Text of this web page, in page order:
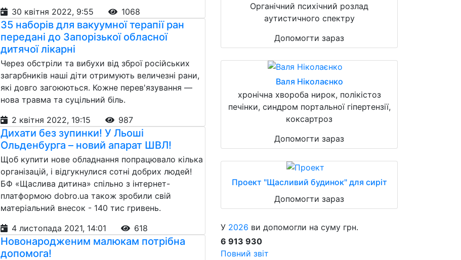
30 квітня 2022, 9:55
1068
35 наборів для вакуумної терапії ран
передані до Запорізької обласної
дитячої лікарні
Через обстріли та вибухи від зброї російських
загарбників наші діти отримують величезні рани,
які довго загоюються. Кожне перев'язування —
нова травма та суцільний біль.
2 квітня 2022, 19:15
987
Дихати без зупинки! У Льоші
Ольденбурга – новий апарат ШВЛ!
Щоб купити нове обладнання попрацювало кілька
організацій, і відгукнулися сотні добрих людей!
БФ «Щаслива дитина» спільно з інтернет-
платформою dobro.ua також зробили свій
матеріальний внесок - 140 тис гривень.
4 листопада 2021, 14:01
618
Новонародженим малюкам потрібна
допомога!
Органічний психічний розлад
аутистичного спектру
Допомогти зараз
Валя Ніколаєнко
хронічна хвороба нирок, полікістоз
печінки, синдром портальної гіпертензії,
коксартроз
Допомогти зараз
Проект "Щасливий будинок" для сиріт
Допомогти зараз
У 2026 ви допомогли на суму грн.
6 913 930
Повний звіт